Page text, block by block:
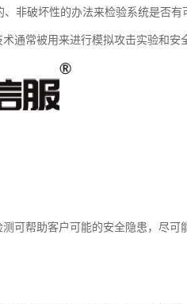
非破坏性的办法来检验系统是否有
通常被用来进行模拟攻击实验和安
可帮助客户可能的安全隐患，尽可